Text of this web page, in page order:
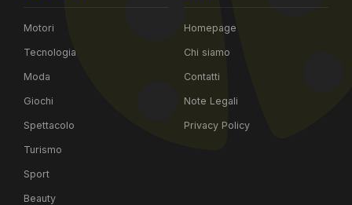
Motori
Tecnologia
Moda
Giochi
Spettacolo
Turismo
Sport
Beauty
Homepage
Chi siamo
Contatti
Note Legali
Privacy Policy